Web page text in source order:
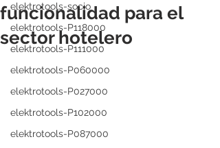
elektrotools-socio
elektrotools-P118000
elektrotools-P111000
elektrotools-P060000
elektrotools-P027000
elektrotools-P102000
elektrotools-P087000
funcionalidad para el
sector hotelero